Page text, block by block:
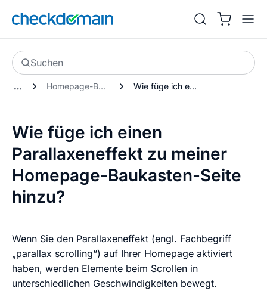
Suchen
Homepage-Baukasten Neue Generation Wie füge ich einen Parallaxeneffekt zu meiner Homepage-Baukasten-Seite hinzu?
Wie füge ich einen
Parallaxeneffekt zu meiner
Homepage-Baukasten-Seite
hinzu?
Wenn Sie den Parallaxeneffekt (engl. Fachbegriff
„parallax scrolling“) auf Ihrer Homepage aktiviert
haben, werden Elemente beim Scrollen in
unterschiedlichen Geschwindigkeiten bewegt.